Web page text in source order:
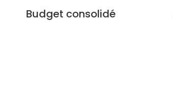
Budget consolidé